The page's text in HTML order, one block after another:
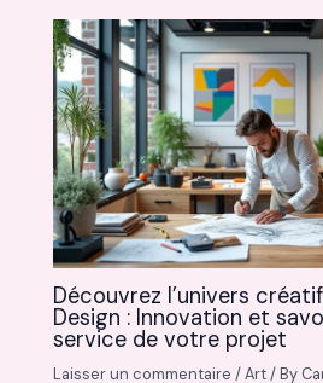
Découvrez l’univers
Design : Innovation et
service de votre projet
Laisser un commentaire /Art/ By